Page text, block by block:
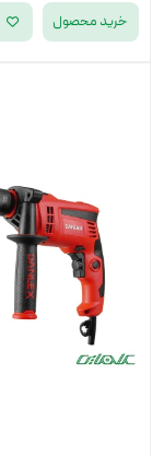
خرید محصول